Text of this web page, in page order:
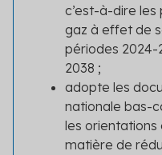
c’est-à-dire les
gaz à effet de
périodes 2024-
2038 ;
adopte les
nationale bas-
les orientations
matière de